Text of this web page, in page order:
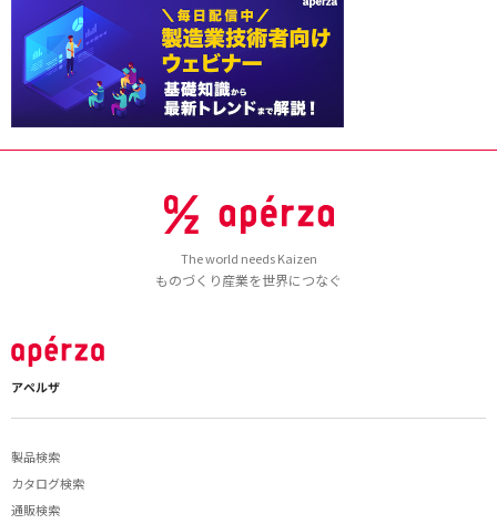
The world needs Kaizen
ものづくり産業を世界につなぐ
アペルザ
製品検索
カタログ検索
通販検索